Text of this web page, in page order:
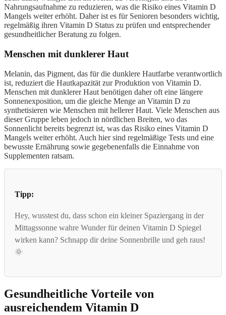
Nahrungsaufnahme zu reduzieren, was die Risiko eines Vitamin D
Mangels weiter erhöht. Daher ist es für Senioren besonders wichtig,
regelmäßig ihren Vitamin D Status zu prüfen und entsprechender
gesundheitlicher Beratung zu folgen.
Menschen mit dunklerer Haut
Melanin, das Pigment, das für die dunklere Hautfarbe verantwortlich
ist, reduziert die Hautkapazität zur Produktion von Vitamin D.
Menschen mit dunklerer Haut benötigen daher oft eine längere
Sonnenexposition, um die gleiche Menge an Vitamin D zu
synthetisieren wie Menschen mit hellerer Haut. Viele Menschen aus
dieser Gruppe leben jedoch in nördlichen Breiten, wo das
Sonnenlicht bereits begrenzt ist, was das Risiko eines Vitamin D
Mangels weiter erhöht. Auch hier sind regelmäßige Tests und eine
bewusste Ernährung sowie gegebenenfalls die Einnahme von
Supplementen ratsam.
Tipp:
Hey, wusstest du, dass schon ein kleiner Spaziergang in der
Mittagssonne wahre Wunder für deinen Vitamin D Spiegel
wirken kann? Schnapp dir deine Sonnenbrille und geh raus!
🌞
Gesundheitliche Vorteile von
ausreichendem Vitamin D